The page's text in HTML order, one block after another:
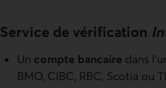
Service de vérification
Un compte bancaire dans
BMO, CIBC, RBC, Scotia ou